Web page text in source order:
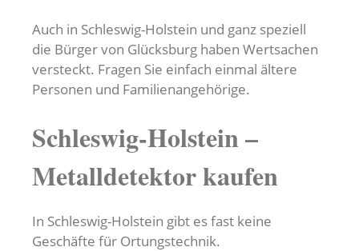
Auch in Schleswig-Holstein und ganz speziell
die Bürger von Glücksburg haben Wertsachen
versteckt. Fragen Sie einfach einmal ältere
Personen und Familienangehörige.
Schleswig-Holstein –
Metalldetektor kaufen
In Schleswig-Holstein gibt es fast keine
Geschäfte für Ortungstechnik.